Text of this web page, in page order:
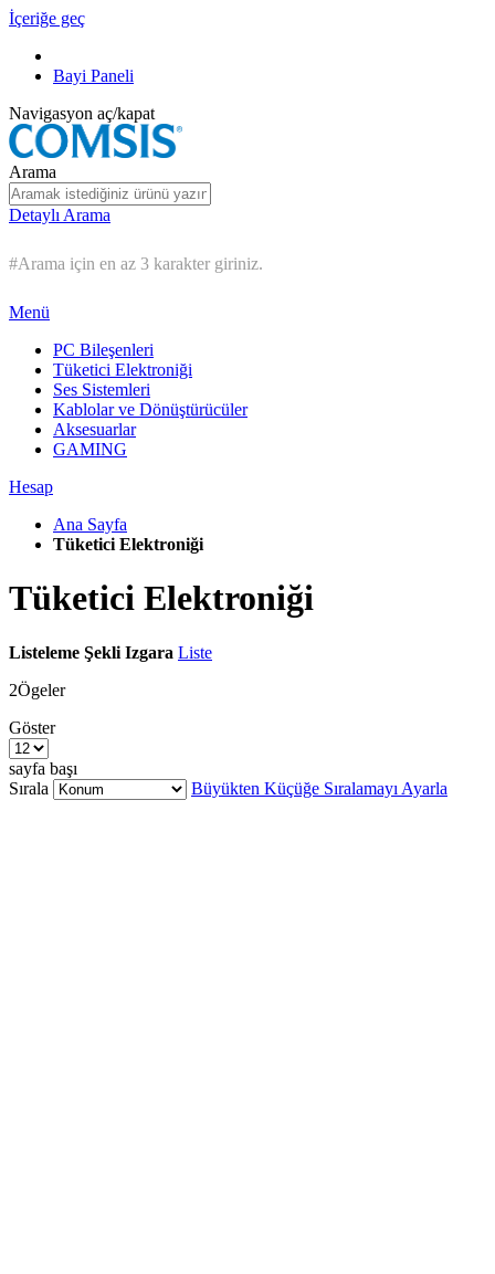
İçeriğe geç
Bayi Paneli
Navigasyon aç/kapat
Arama
Detaylı Arama
#Arama için en az 3 karakter giriniz.
Menü
PC Bileşenleri
Tüketici Elektroniği
Ses Sistemleri
Kablolar ve Dönüştürücüler
Aksesuarlar
GAMING
Hesap
Ana Sayfa
Tüketici Elektroniği
Tüketici Elektroniği
Listeleme Şekli Izgara Liste
2Ögeler
Göster
sayfa başı
Sırala
Büyükten Küçüğe Sıralamayı Ayarla